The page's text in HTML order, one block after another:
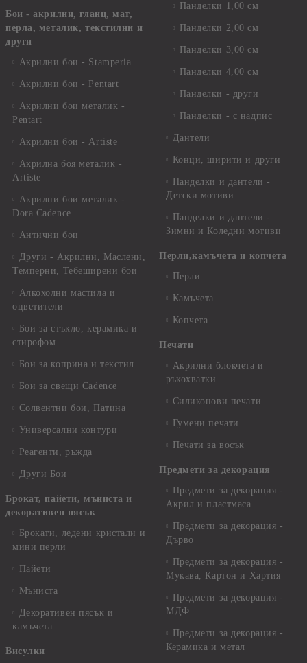
Бои - акрилни, гланц, мат,
перла, металик, текстилни и
други
Акрилни бои - Stamperia
Акрилни бои - Pentart
Акрилни бои металик -
Pentart
Акрилни бои - Artiste
Акрилна боя металик -
Artiste
Акрилни бои металик -
Dora Cadence
Антични бои
Други - Акрилни, Маслени,
Темперни, Тебеширени бои
Алкохолни мастила и
оцветители
Бои за стъкло, керамика и
стирофом
Бои за коприна и текстил
Бои за свещи Cadence
Солвентни бои, Патина
Универсални контури
Реагенти, ръжда
Други Бои
Брокат, пайети, мъниста и
декоративен пясък
Брокати, ледени кристали и
мини перли
Пайети
Мъниста
Декоративен пясък и
камъчета
Висулки
Панделки 1,00 см
Панделки 2,00 см
Панделки 3,00 см
Панделки 4,00 см
Панделки - други
Панделки - с надпис
Дантели
Конци, ширити и други
Панделки и дантели -
Детски мотиви
Панделки и дантели -
Зимни и Коледни мотиви
Перли,камъчета и копчета
Перли
Камъчета
Копчета
Печати
Акрилни блокчета и
ръкохватки
Силиконови печати
Гумени печати
Печати за восък
Предмети за декорация
Предмети за декорация -
Акрил и пластмаса
Предмети за декорация -
Дърво
Предмети за декорация -
Мукава, Картон и Хартия
Предмети за декорация -
МДФ
Предмети за декорация -
Керамика и метал